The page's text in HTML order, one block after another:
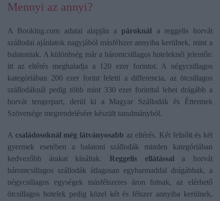
Mennyi az annyi?
A Booking.com adatai alapján apároknál a reggelis horvát
szállodai ajánlatok nagyjából másfélszer annyiba kerülnek, mint a
balatoniak. A különbség már a háromcsillagos hoteleknél jelentős:
itt az eltérés meghaladja a 120 ezer forintot. A négycsillagos
kategóriában 200 ezer forint feletti a differencia, az ötcsillagos
szállodáknál pedig több mint 330 ezer forinttal lehet drágább a
horvát tengerpart, derül ki a Magyar Szállodák és Éttermek
Szövetsége megrendelésére készült tanulmányból.
A családosoknál még látványosabb az eltérés. Két felnőtt és két
gyermek esetében a balatoni szállodák minden kategóriában
kedvezőbb árakat kínáltak. Reggelis ellátással a horvát
háromcsillagos szállodák átlagosan egyharmaddal drágábbak, a
négycsillagos egységek másfélszeres áron futnak, az elérhető
ötcsillagos hotelek pedig közel két és félszer annyiba kerülnek,